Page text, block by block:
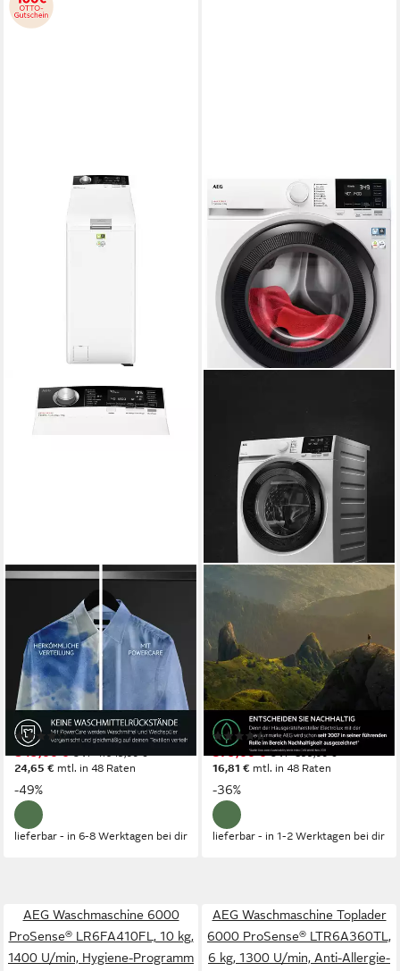
Waschmaschine Toplader
8000 PowerCare®
LTR8A80370
6 kg Kapazität Waschen
79 dB(A)
Betriebsgeräusch
1300 U/min Schleuderdrehzahl
Produktdatenblatt
(7)
UVP1.649,00 €
24,65 € mtl. in 48 Raten
-49%
lieferbar - in 6-8 Werktagen bei dir
Waschmaschine 6000
ProSense® LR6FA49FL
914915728
9 kg Kapazität Waschen
76 dB(A)
Betriebsgeräusch
1400 U/min Schleuderdrehzahl
Produktdatenblatt
(66)
579,00 € UVP899,00 €
16,81 € mtl. in 48 Raten
-36%
lieferbar - in 1-2 Werktagen bei dir
AEG Waschmaschine 6000
ProSense® LR6FA410FL, 10 kg,
1400 U/min, Hygiene-Programm
AEG Waschmaschine Toplader
6000 ProSense® LTR6A360TL,
6 kg, 1300 U/min, Anti-Allergie-